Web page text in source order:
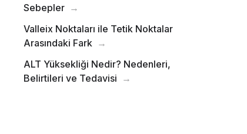
Sebepler
Valleix Noktaları ile Tetik Noktalar
Arasındaki Fark
ALT Yüksekliği Nedir? Nedenleri,
Belirtileri ve Tedavisi